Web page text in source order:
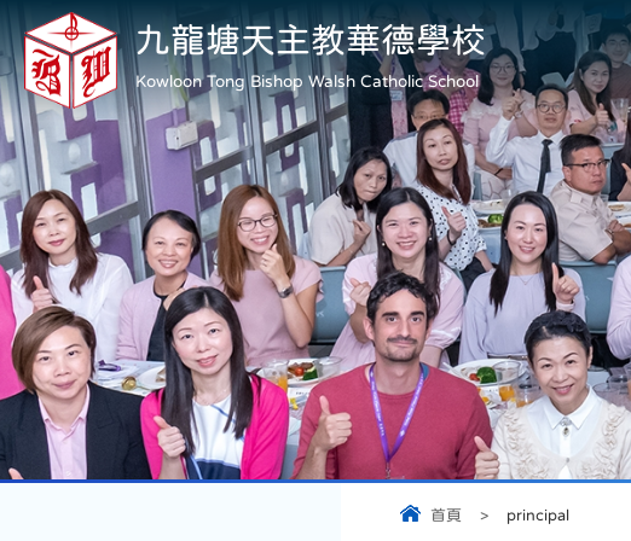
九龍塘天主教華德學校
Kowloon Tong Bishop Walsh Catholic School
首頁 > principal